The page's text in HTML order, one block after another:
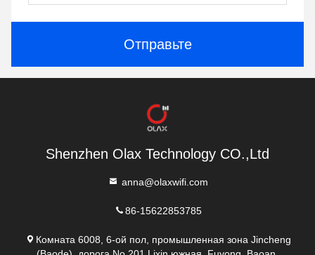
Отправьте
Shenzhen Olax Technology CO.,Ltd
anna@olaxwifi.com
86-15622853785
Комната 6008, 6-ой пол, промышленная зона Jincheng